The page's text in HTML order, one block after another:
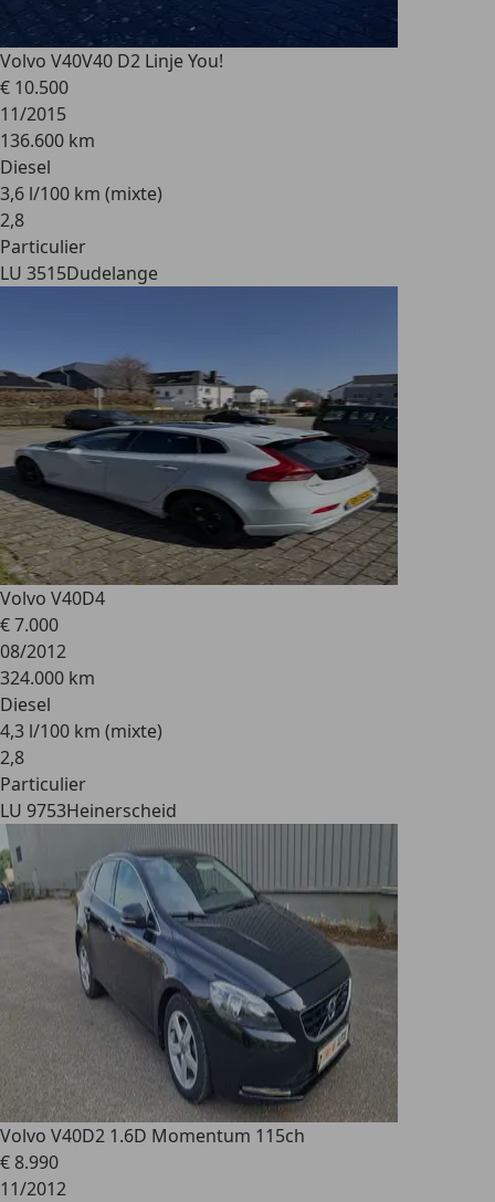
Volvo V40V40 D2 Linje You!
€ 10.500
11/2015
136.600 km
Diesel
3,6 l/100 km (mixte)
2,8
Particulier
LU 3515Dudelange
Volvo V40D4
€ 7.000
08/2012
324.000 km
Diesel
4,3 l/100 km (mixte)
2,8
Particulier
LU 9753Heinerscheid
Volvo V40D2 1.6D Momentum 115ch
€ 8.990
11/2012